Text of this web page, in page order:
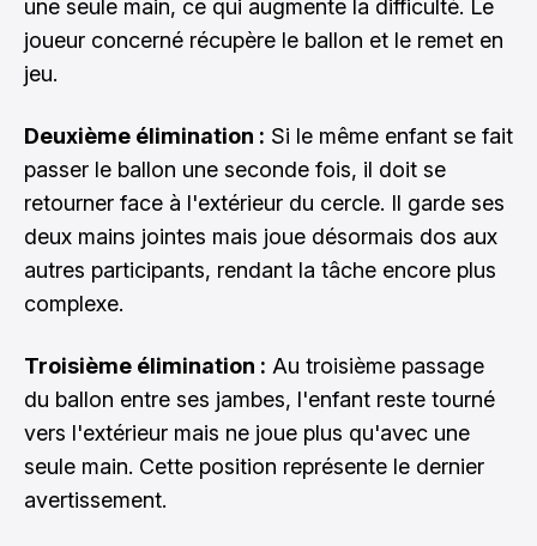
une seule main, ce qui augmente la difficulté. Le
joueur concerné récupère le ballon et le remet en
jeu.
Deuxième élimination : Si le même enfant se fait
passer le ballon une seconde fois, il doit se
retourner face à l'extérieur du cercle. Il garde ses
deux mains jointes mais joue désormais dos aux
autres participants, rendant la tâche encore plus
complexe.
Troisième élimination : Au troisième passage
du ballon entre ses jambes, l'enfant reste tourné
vers l'extérieur mais ne joue plus qu'avec une
seule main. Cette position représente le dernier
avertissement.